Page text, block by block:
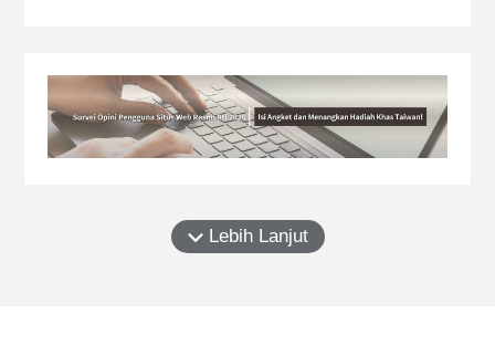
Hengchun di Pingtung, Taiwan selatan dari
produser peraih GMA, Cincin Lee (李欣芸).
Lebih Lanjut